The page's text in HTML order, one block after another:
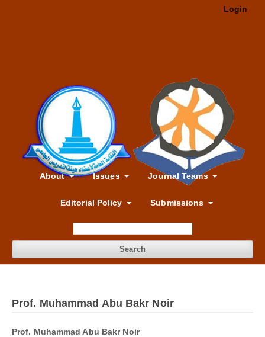
About Issues Journal Teams
Editorial Policy Submissions
Search
Login
Prof. Muhammad Abu Bakr Noir
Prof. Muhammad Abu Bakr Noir